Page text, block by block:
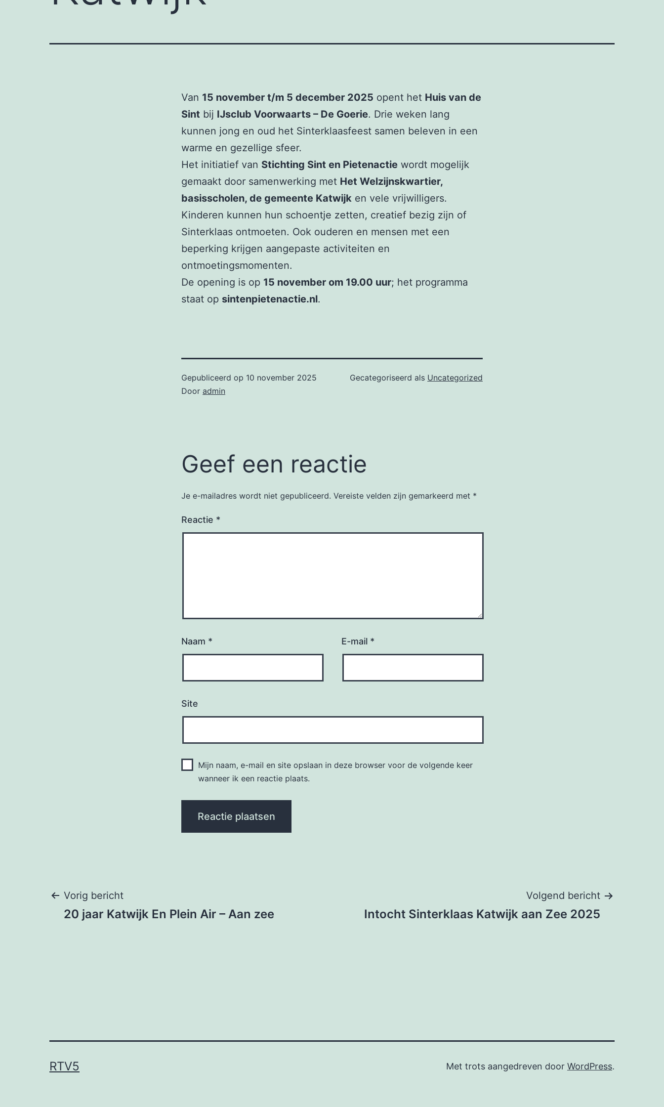
Van 15 november t/m 5 december 2025 opent het Huis van de
Sint bij IJsclub Voorwaarts – De Goerie. Drie weken lang
kunnen jong en oud het Sinterklaasfeest samen beleven in een
warme en gezellige sfeer.
Het initiatief van Stichting Sint en Pietenactie wordt mogelijk
gemaakt door samenwerking met Het Welzijnskwartier,
basisscholen, de gemeente Katwijk en vele vrijwilligers.
Kinderen kunnen hun schoentje zetten, creatief bezig zijn of
Sinterklaas ontmoeten. Ook ouderen en mensen met een
beperking krijgen aangepaste activiteiten en
ontmoetingsmomenten.
De opening is op 15 november om 19.00 uur; het programma
staat op sintenpietenactie.nl.
Gepubliceerd op 10 november 2025
Door admin
Gecategoriseerd als Uncategorized
Geef een reactie
Je e-mailadres wordt niet gepubliceerd. Vereiste velden zijn gemarkeerd met *
Reactie *
Naam * E-mail *
Site
Mijn naam, e-mail en site opslaan in deze browser voor de volgende keer
wanneer ik een reactie plaats.
Bericht
Vorig bericht
20 jaar Katwijk En Plein Air – Aan zee
Volgend bericht
Intocht Sinterklaas Katwijk aan Zee 2025
RTV5 Met trots aangedreven door WordPress.